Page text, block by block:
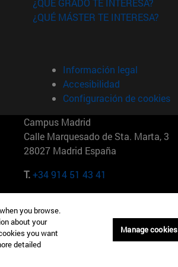
ventana)
en nueva ventana)
nueva ventana)
¿QUÉ GRADO TE INTERESA?
¿QUÉ MÁSTER TE INTERESA?
Información legal
Accesibilidad
Configuración de cookies
Campus Madrid
Calle Marquesado de Sta. Marta, 3
28027 Madrid España
T.+34 914 51 43 41
Maria-Theresia-Straße 15 81675
Múnich Alemania
T.+49 89 24209790
you browse.
about your
you want
detailed
Manage cookies